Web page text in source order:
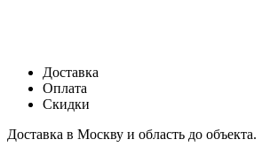
Доставка
Оплата
Скидки
Доставка в Москву и область до объекта.